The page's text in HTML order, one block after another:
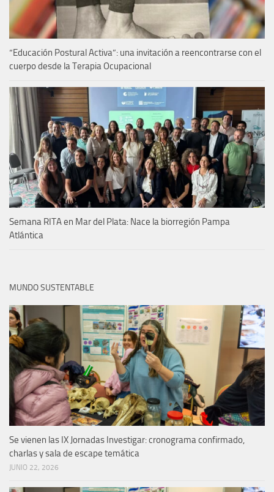
“Educación Postural Activa”: una invitación a reencontrarse con el
cuerpo desde la Terapia Ocupacional
Semana RITA en Mar del Plata: Nace la biorregión Pampa
Atlántica
MUNDO SUSTENTABLE
Se vienen las IX Jornadas Investigar: cronograma confirmado,
charlas y sala de escape temática
JUNIO 22, 2026